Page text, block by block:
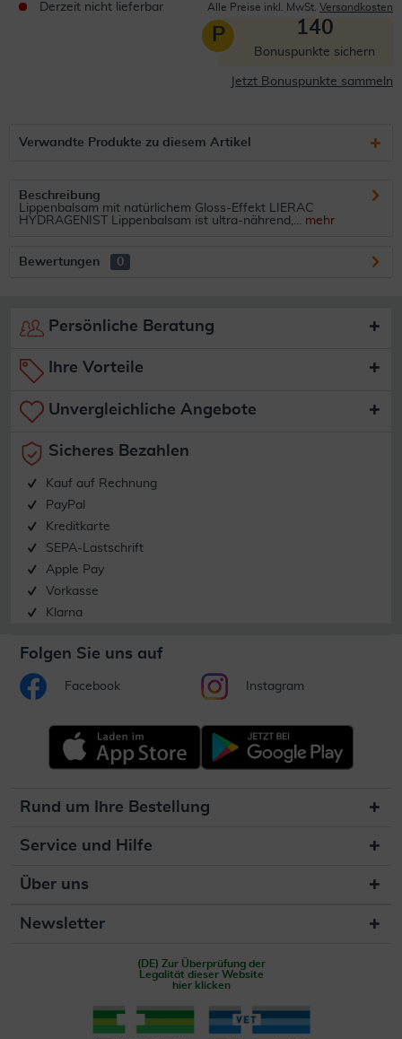
Derzeit nicht lieferbar Alle Preise inkl. MwSt. Versandkosten
P 140
Bonuspunkte sichern
Jetzt Bonuspunkte sammeln
Verwandte Produkte zu diesem Artikel
Beschreibung
Lippenbalsam mit natürlichem Gloss-Effekt LIERAC
HYDRAGENIST Lippenbalsam ist ultra-nährend,... mehr
Bewertungen 0
Persönliche Beratung
Ihre Vorteile
Unvergleichliche Angebote
Sicheres Bezahlen
Kauf auf Rechnung
PayPal
Kreditkarte
SEPA-Lastschrift
Apple Pay
Vorkasse
Klarna
Folgen Sie uns auf
Facebook Instagram
Rund um Ihre Bestellung
Service und Hilfe
Über uns
Newsletter
(DE) Zur Überprüfung der
Legalität dieser Website
hier klicken